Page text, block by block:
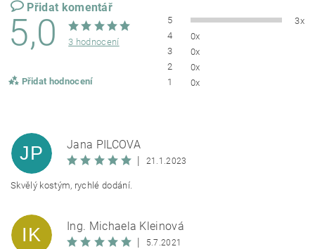
Přidat komentář
5,0 3 hodnocení
Přidat hodnocení
5
3x
4
0x
3
0x
2
0x
1
0x
JP
Jana PILCOVÁ
21.1.2023
Skvělý kostým, rychlé dodání.
IK
Ing. Michaela Kleinová
5.7.2021